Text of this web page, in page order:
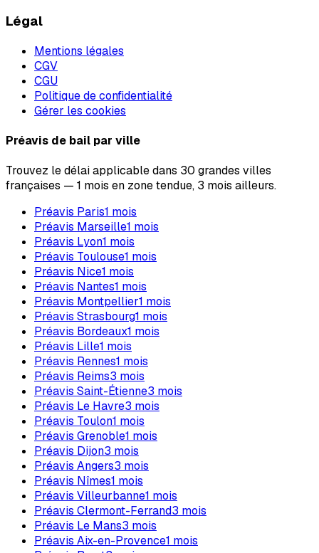
Légal
Mentions légales
CGV
CGU
Politique de confidentialité
Gérer les cookies
Préavis de bail par ville
Trouvez le délai applicable dans 30 grandes villes
françaises — 1 mois en zone tendue, 3 mois ailleurs.
Préavis Paris1 mois
Préavis Marseille1 mois
Préavis Lyon1 mois
Préavis Toulouse1 mois
Préavis Nice1 mois
Préavis Nantes1 mois
Préavis Montpellier1 mois
Préavis Strasbourg1 mois
Préavis Bordeaux1 mois
Préavis Lille1 mois
Préavis Rennes1 mois
Préavis Reims3 mois
Préavis Saint-Étienne3 mois
Préavis Le Havre3 mois
Préavis Toulon1 mois
Préavis Grenoble1 mois
Préavis Dijon3 mois
Préavis Angers3 mois
Préavis Nîmes1 mois
Préavis Villeurbanne1 mois
Préavis Clermont-Ferrand3 mois
Préavis Le Mans3 mois
Préavis Aix-en-Provence1 mois